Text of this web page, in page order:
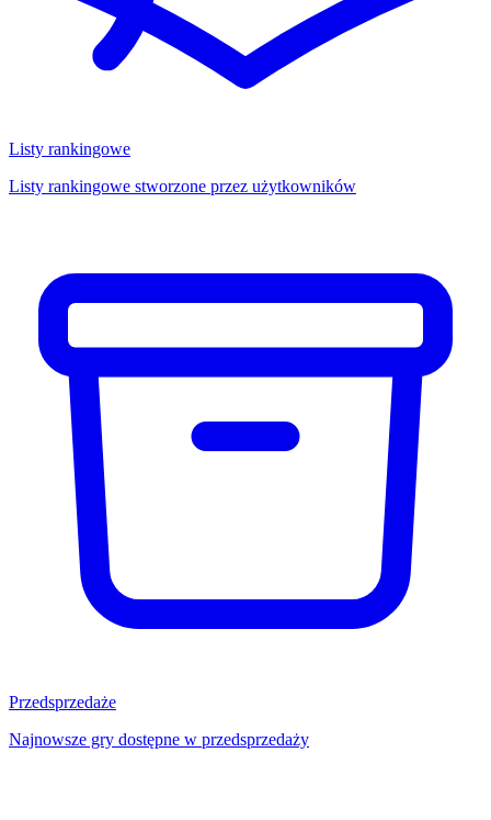
Listy rankingowe
Listy rankingowe stworzone przez użytkowników
Przedsprzedaże
Najnowsze gry dostępne w przedsprzedaży